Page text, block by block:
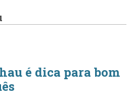
é dica para bom